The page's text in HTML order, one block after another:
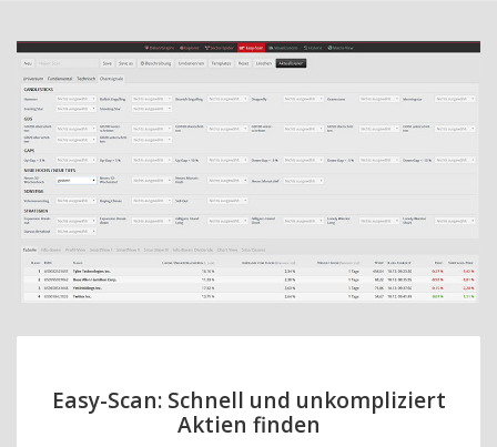
Easy-Scan: Schnell und unkompliziert
Aktien finden